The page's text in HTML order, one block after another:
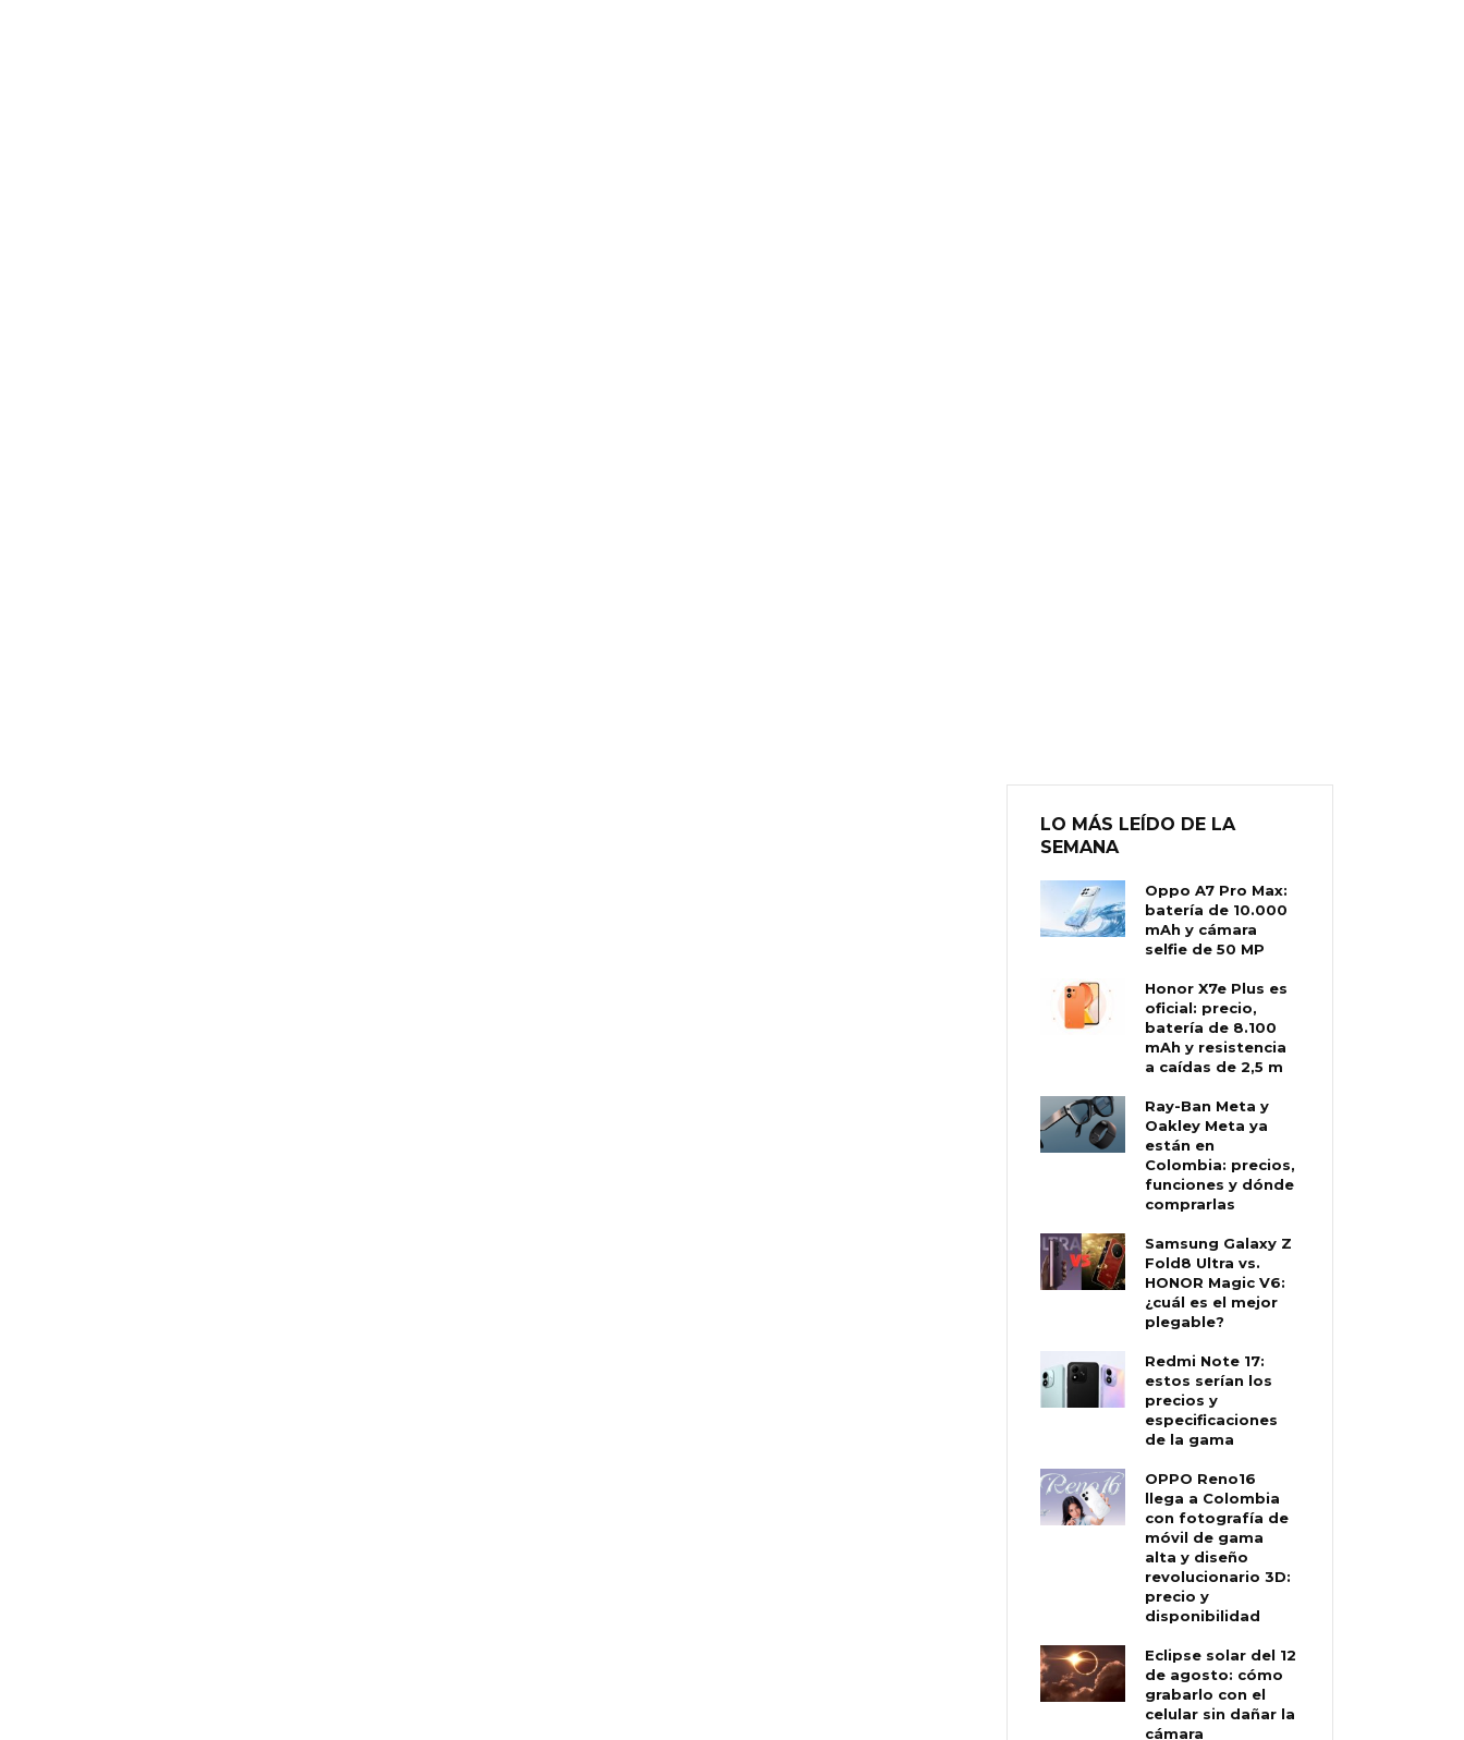
LO MÁS LEÍDO DE LA
SEMANA
Oppo A7 Pro Max:
batería de 10.000
mAh y cámara
selfie de 50 MP
Honor X7e Plus es
oficial: precio,
batería de 8.100
mAh y resistencia
a caídas de 2,5 m
Ray-Ban Meta y
Oakley Meta ya
están en
Colombia: precios,
funciones y dónde
comprarlas
Samsung Galaxy Z
Fold8 Ultra vs.
HONOR Magic V6:
¿cuál es el mejor
plegable?
Redmi Note 17:
estos serían los
precios y
especificaciones
de la gama
OPPO Reno16
llega a Colombia
con fotografía de
móvil de gama
alta y diseño
revolucionario 3D:
precio y
disponibilidad
Eclipse solar del 12
de agosto: cómo
grabarlo con el
celular sin dañar la
cámara